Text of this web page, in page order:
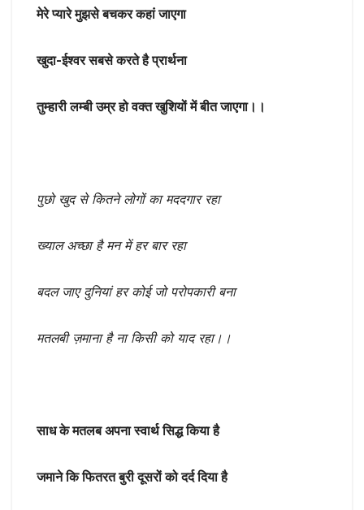
मेरे प्यारे मुझसे बचकर कहां जाएगा
खुदा-ईश्वर सबसे करते है प्रार्थना
तुम्हारी लम्बी उम्र हो वक्त खुशियों में बीत जाएगा।।
पुछो खुद से कितने लोगों का मददगार रहा
ख्याल अच्छा है मन में हर बार रहा
बदल जाए दुनियां हर कोई जो परोपकारी बना
मतलबी ज़माना है ना किसी को याद रहा।।
साध के मतलब अपना स्वार्थ सिद्ध किया है
जमाने कि फितरत बुरी दूसरों को दर्द दिया है